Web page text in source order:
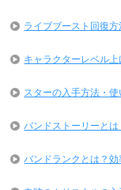
ライブブースト回復
キャラクターレベル
スターの入手方法・
バンドストーリーと
バンドランクとは？